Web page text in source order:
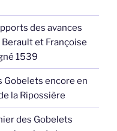
des avances
Berault et Françoise
1539
Gobelets encore en
la Ripossière
des Gobelets